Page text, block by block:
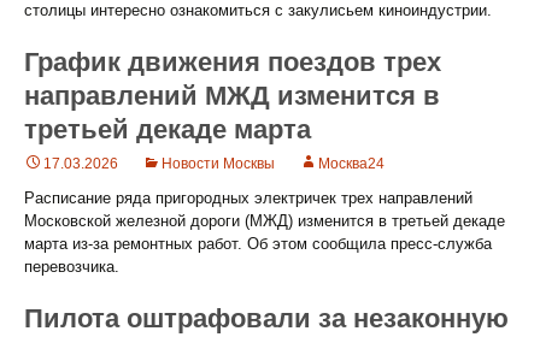
столицы интересно ознакомиться с закулисьем киноиндустрии.
График движения поездов трех
направлений МЖД изменится в
третьей декаде марта
17.03.2026 Новости Москвы Москва24
Расписание ряда пригородных электричек трех направлений
Московской железной дороги (МЖД) изменится в третьей декаде
марта из-за ремонтных работ. Об этом сообщила пресс-служба
перевозчика.
Пилота оштрафовали за незаконную